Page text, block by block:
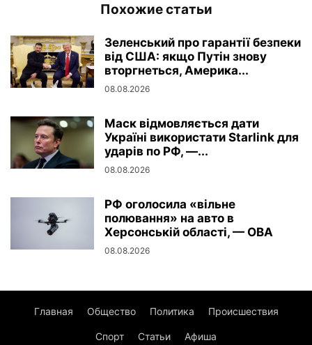
Похожие статьи
Зеленський про гарантії безпеки
від США: якщо Путін знову
вторгнеться, Америка...
08.08.2026
Маск відмовляється дати
Україні використати Starlink для
ударів по РФ, —...
08.08.2026
РФ оголосила «вільне
полювання» на авто в
Херсонській області, — ОВА
08.08.2026
Главная Общество Политика Происшествия
Спорт Статьи Афиша